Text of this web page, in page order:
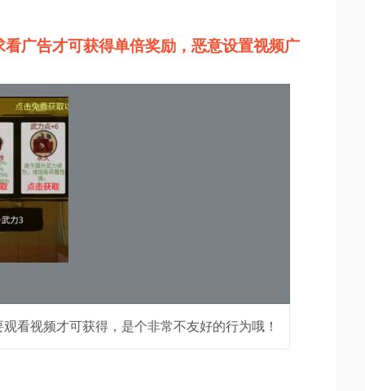
广告才可获得单倍奖励，恶意设置视频广
看视频才可获得，是个非常不友好的行为哦！